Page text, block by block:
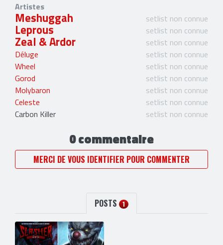
Artistes
Meshuggah setlist non connue
Leprous setlist non connue
Zeal & Ardor
setlist non connue
Déluge
setlist non connue
Wheel
setlist non connue
Gorod
setlist non connue
Molybaron
setlist non connue
Celeste
setlist non connue
Carbon Killer
setlist non connue
0 commentaire
MERCI DE VOUS IDENTIFIER POUR COMMENTER
POSTS 1